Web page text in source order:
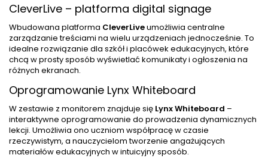
CleverLive – platforma digital signage
Wbudowana platforma CleverLiveumożliwia centralne
zarządzanie treściami na wielu urządzeniach jednocześnie. To
idealne rozwiązanie dla szkół i placówek edukacyjnych, które
chcą w prosty sposób wyświetlać komunikaty i ogłoszenia na
różnych ekranach.
Oprogramowanie Lynx Whiteboard
W zestawie z monitorem znajduje się Lynx Whiteboard –
interaktywne oprogramowanie do prowadzenia dynamicznych
lekcji. Umożliwia ono uczniom współpracę w czasie
rzeczywistym, a nauczycielom tworzenie angażujących
materiałów edukacyjnych w intuicyjny sposób.